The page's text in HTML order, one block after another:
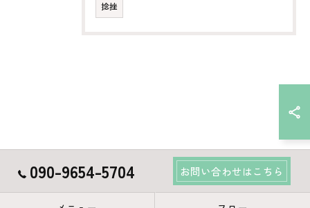
捻挫
090-9654-5704 お問い合わせはこちら